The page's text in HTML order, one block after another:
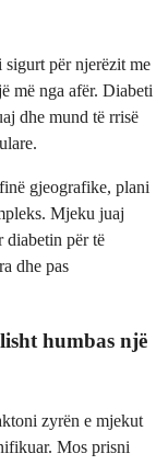
për njerëzit me
më nga afër. Diabeti
dhe mund të rrisë
gjeografike, plani
Mjeku juaj
diabetin për të
dhe pas
humbas një
zyrën e mjekut
Mos prisni